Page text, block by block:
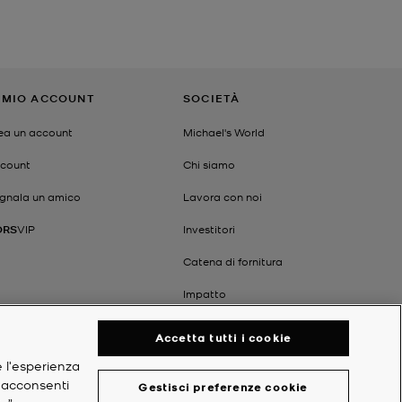
ACCOUNT
un account
un amico
VIP
SOCIETÀ
Michael's World
Chi siamo
Lavora con noi
Investitori
Catena di fornitura
Impatto
l'esperienza
Gestisci preferenze cookie
Accetta tutti i cookie